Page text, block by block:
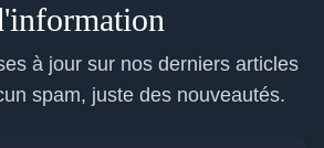
à jour sur nos derniers articles
spam, juste des nouveautés.